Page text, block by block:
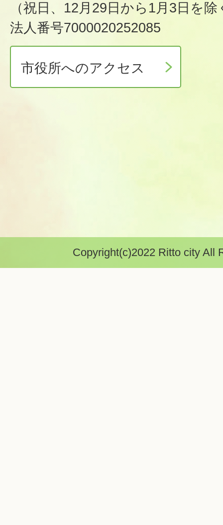
（祝日、12月29日から1月3日を除
法人番号7000020252085
市役所へのアクセス
Copyright(c)2022 Ritto city All